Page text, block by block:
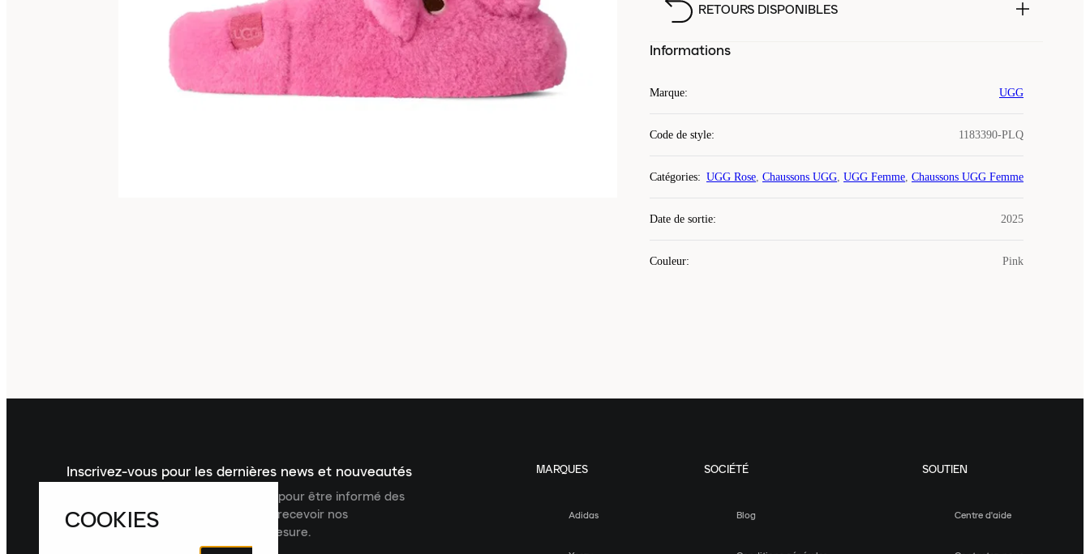
RETOURS DISPONIBLES
Informations
Marque: UGG
Code de style: 1183390-PLQ
Catégories: UGG Rose, Chaussons UGG, UGG Femme, Chaussons UGG Femme
Date de sortie: 2025
Couleur: Pink
Inscrivez-vous pour les dernières news et nouveautés
Inscrivez-vous à la newsletter Laced pour être informé des
dernières nouveautés, collections et recevoir nos
recommandations de produits sur mesure.
MARQUES
Adidas
SOCIÉTÉ
Blog
SOUTIEN
Centre d'aide
COOKIES